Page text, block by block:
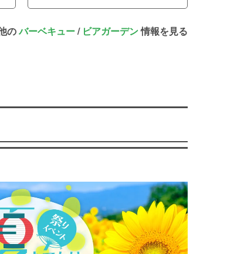
のバーベキュー/ ビアガーデン情報を見る